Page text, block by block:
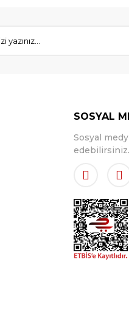
SOSYAL
Sosyal
edebilirsiniz.